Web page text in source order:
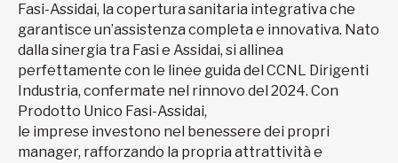
Fasi-Assidai, la copertura sanitaria integrativa che
garantisce un’assistenza completa e innovativa. Nato
dalla sinergia tra Fasi e Assidai, si allinea
perfettamente con le linee guida del CCNL Dirigenti
Industria, confermate nel rinnovo del 2024. Con
Prodotto Unico Fasi-Assidai,
le imprese investono nel benessere dei propri
manager, rafforzando la propria attrattività e